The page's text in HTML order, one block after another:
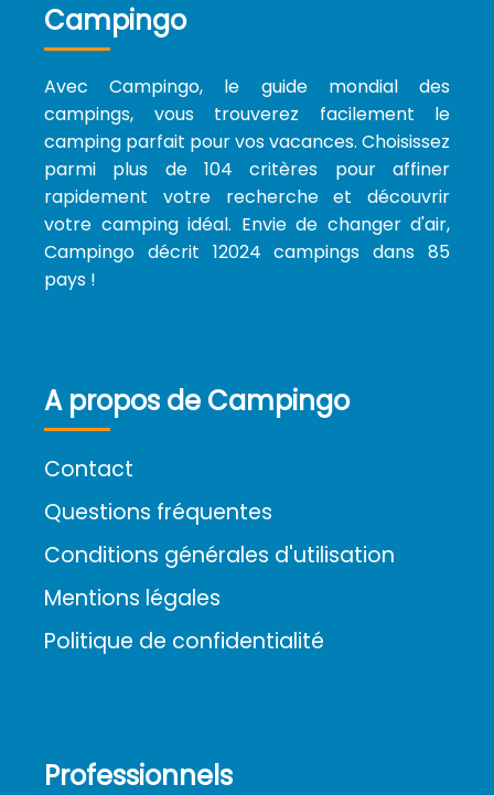
Campingo
Avec Campingo, le guide mondial des
campings, vous trouverez facilement le
camping parfait pour vos vacances. Choisissez
parmi plus de 104 critères pour affiner
rapidement votre recherche et découvrir
votre camping idéal. Envie de changer d'air,
Campingo décrit 12024 campings dans 85
pays !
A propos de Campingo
Contact
Questions fréquentes
Conditions générales d'utilisation
Mentions légales
Politique de confidentialité
Professionnels